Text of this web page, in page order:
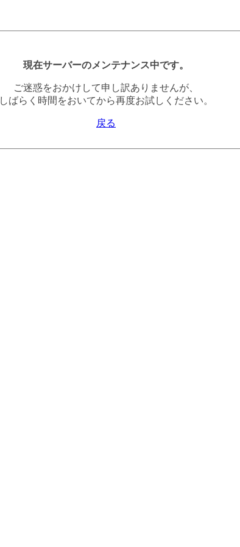
現在サーバーのメンテナンス中です。
ご迷惑をおかけして申し訳ありませんが、
しばらく時間をおいてから再度お試しください。
戻る